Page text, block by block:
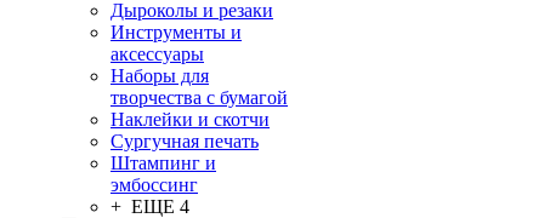
Дыроколы и резаки
Инструменты и
аксессуары
Наборы для
творчества с бумагой
Наклейки и скотчи
Сургучная печать
Штампинг и
эмбоссинг
+ ЕЩЕ 4